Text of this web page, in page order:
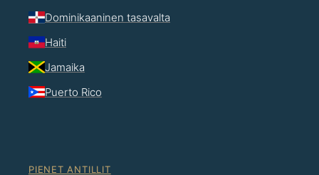
Dominikaaninen tasavalta
Haiti
Jamaika
Puerto Rico
PIENET ANTILLIT